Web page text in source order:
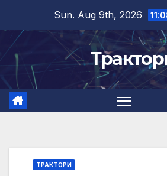
content
Sun. Aug 9th, 2026
ТРАКТОРИ